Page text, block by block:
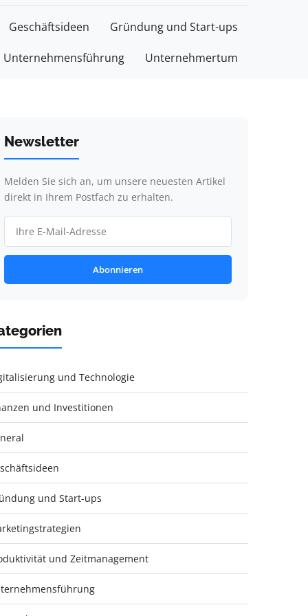
Geschäftsideen Gründung und Start-ups
Unternehmensführung Unternehmertum
Newsletter
Melden Sie sich an, um unsere neuesten Artikel
direkt in Ihrem Postfach zu erhalten.
Abonnieren
und Technologie
und Investitionen
und Start-ups
und Zeitmanagement